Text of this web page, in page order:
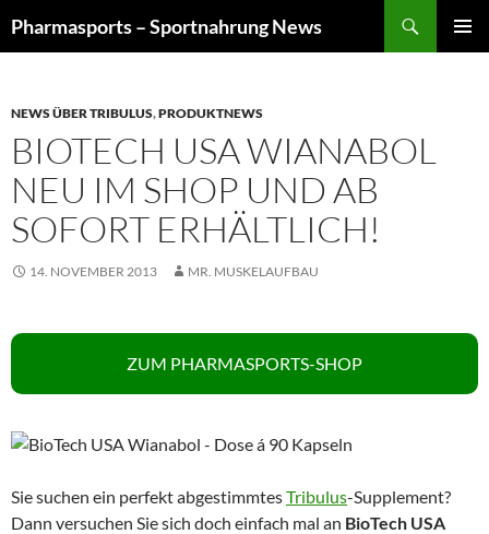
Inhalt
Pharmasports – Sportnahrung News
NEWS ÜBER TRIBULUS,PRODUKTNEWS
BIOTECH USA WIANABOL
NEU IM SHOP UND AB
SOFORT ERHÄLTLICH!
14. NOVEMBER 2013 MR. MUSKELAUFBAU
ZUM PHARMASPORTS-SHOP
Sie suchen ein perfekt abgestimmtesTribulus-Supplement?
Dann versuchen Sie sich doch einfach mal an BioTech USA